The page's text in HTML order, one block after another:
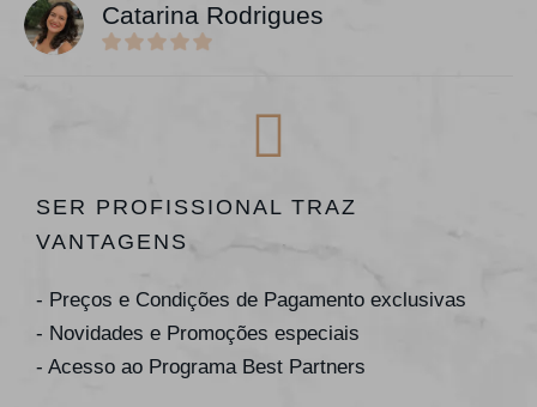
Catarina Rodrigues
SER PROFISSIONAL TRAZ
VANTAGENS
- Preços e Condições de Pagamento exclusivas
- Novidades e Promoções especiais
- Acesso ao Programa Best Partners